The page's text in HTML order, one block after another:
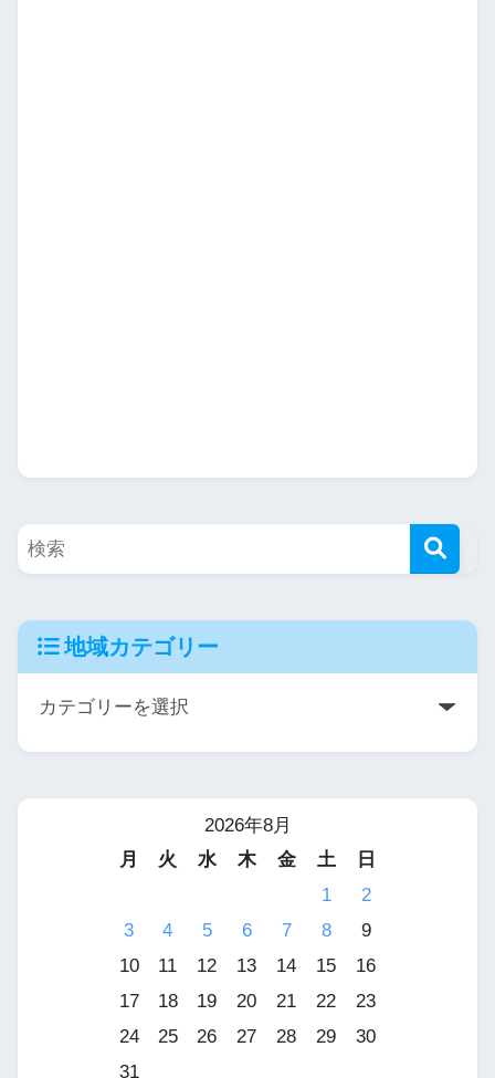
地域カテゴリー
2026年8月
月
火 水 木 金 土
日
1
2
3
4 5 6 7 8
9
10
11 12 13 14 15
16
17
18 19 20 21 22
23
24
25 26 27 28 29
30
31